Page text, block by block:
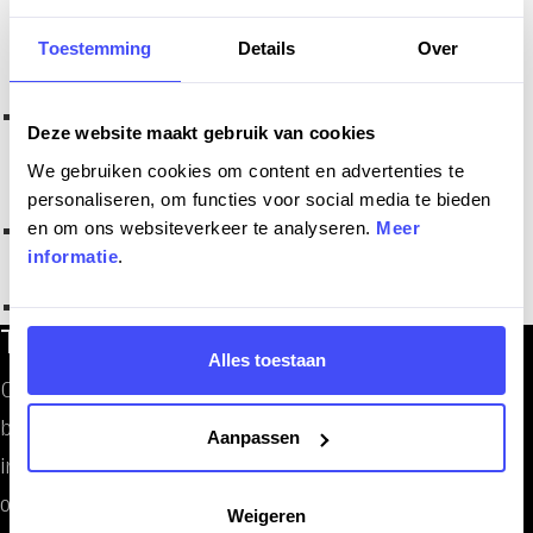
Toestemming Details Over
Deze website maakt gebruik van cookies
We gebruiken cookies om content en advertenties te
personaliseren, om functies voor social media te bieden
en om ons websiteverkeer te analyseren. Meer
informatie.
Alles toestaan
Aanpassen
Weigeren
meerdere criteria.
Een website met mijn-omgeving.
Een innovatieve app voor gasten.
Tech Audit
Onze Tech Audit is een grondige evaluatie van je
bestaande development-processen, technologieën en
infrastructuur. We duiken in hoe je software is
ontwikkeld, onderhouden en ingezet. Het doel? Samen